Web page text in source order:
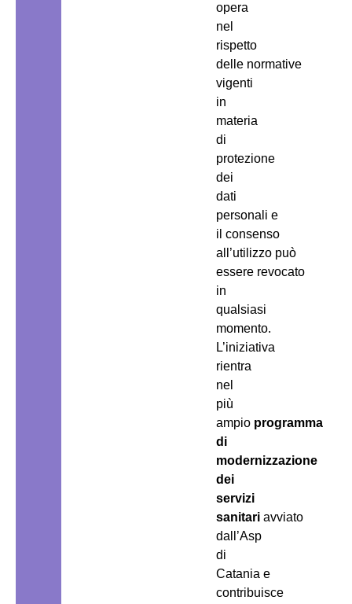
opera
nel
rispetto
delle normative
vigenti
in
materia
di
protezione
dei
dati
personali e
il consenso
all’utilizzo può
essere revocato
in
qualsiasi
momento.
L’iniziativa
rientra
nel
più
ampio programma
di
modernizzazione
dei
servizi
sanitari avviato
dall’Asp
di
Catania e
contribuisce